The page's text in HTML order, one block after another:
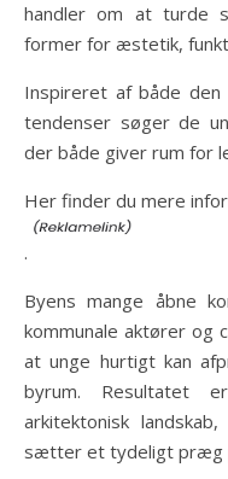
handler om at turde
former for æstetik,
Inspireret af både den
tendenser søger de
der både giver rum for
Her finder du mere
.
Byens mange åbne
kommunale aktører og
at unge hurtigt kan
byrum. Resultatet
arkitektonisk
sætter et tydeligt præg